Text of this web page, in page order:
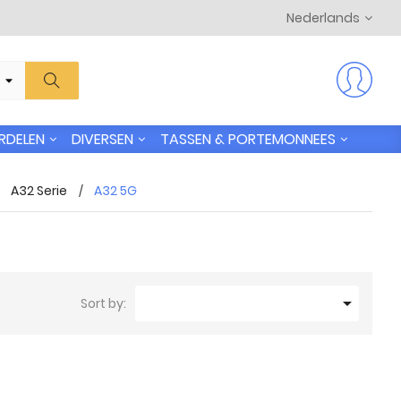
Nederlands
DIVERSEN TASSEN & PORTEMONNEES
A32 Serie A32 5G

Sort by: